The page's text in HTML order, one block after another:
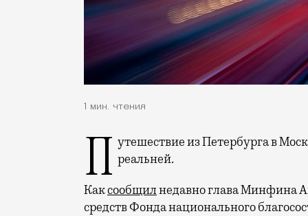
1 мин. чтения
Путешествие из Петербурга в Москву со скоростью 400 км/ч становится все реальней.
Каксообщилнедавно глава Минфина
средств Фонда национального